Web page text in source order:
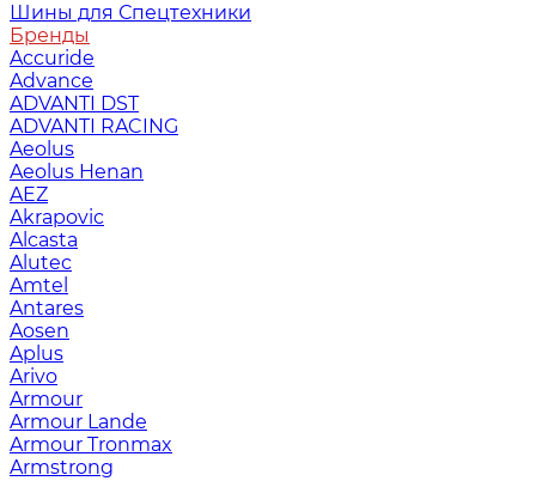
Шины для Спецтехники
Бренды
Accuride
Advance
ADVANTI DST
ADVANTI RACING
Aeolus
Aeolus Henan
AEZ
Akrapovic
Alcasta
Alutec
Amtel
Antares
Aosen
Aplus
Arivo
Armour
Armour Lande
Armour Tronmax
Armstrong